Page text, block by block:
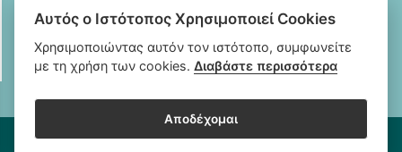
Copyright © 2018 - 2026 B2B Οπτικά - Optipharma e-shop
Αυτός ο Ιστότοπος Χρησιμοποιεί Cookies
Χρησιμοποιώντας αυτόν τον ιστότοπο, συμφωνείτε
με τη χρήση των cookies.Διαβάστε περισσότερα
Αποδέχομαι